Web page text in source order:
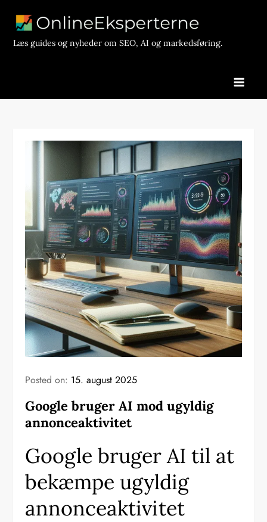
contentLæs guides og nyheder om SEO, AI og markedsføring.
Posted on: 15. august 2025
Google bruger AI mod ugyldig
annonceaktivitet
Google bruger AI til at
bekæmpe ugyldig
annonceaktivitet